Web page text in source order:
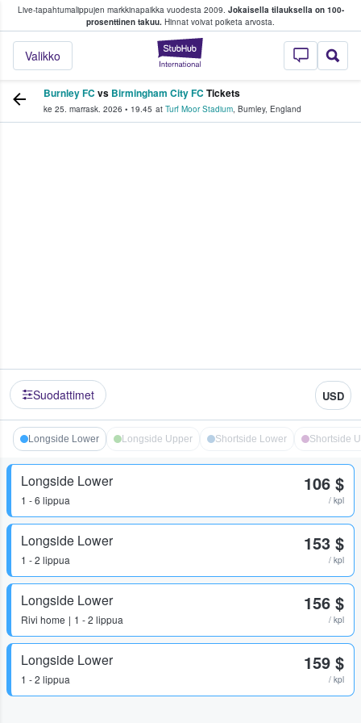
Live-tapahtumalippujen markkinapaikka vuodesta 2009. Jokaisella tilauksella on 100-
prosenttinen takuu. Hinnat voivat poiketa arvosta.
StubHub -
Valikko
fanit ostavat ja myyvät lippuja
Burnley FC vs Birmingham City FC Tickets
ke 25. marrask. 2026 • 19.45 at Turf Moor Stadium, Burnley, England
Suodattimet USD
Longside Lower Longside Upper Shortside Lower Shortside
Longside Lower
1 - 6 lippua
106 $
/ kpl
Longside Lower
1 - 2 lippua
153 $
/ kpl
Longside Lower
Rivi home 1 - 2 lippua
156 $
/ kpl
Longside Lower
1 - 2 lippua
159 $
/ kpl